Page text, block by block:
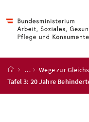
Startseite
…
Wege zur
Tafel 3: 20 Jahre